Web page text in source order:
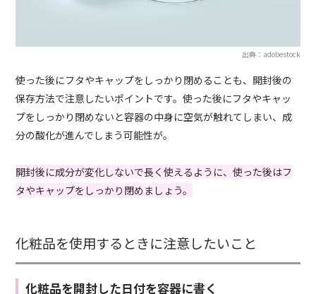
出典：adobestock
使った後にフタやキャップをしっかり閉めることも、開封後の
保存方法で注意したいポイントです。使った後にフタやキャッ
プをしっかり閉めないと容器の中身に空気が触れてしまい、成
分の酸化が進んでしまう可能性が。
開封後に成分が変化しないで長く使えるように、使った後はフ
タやキャップをしっかり閉めましょう。
化粧品を使用するときに注意したいこと
化粧品を開封した日付を容器に書く